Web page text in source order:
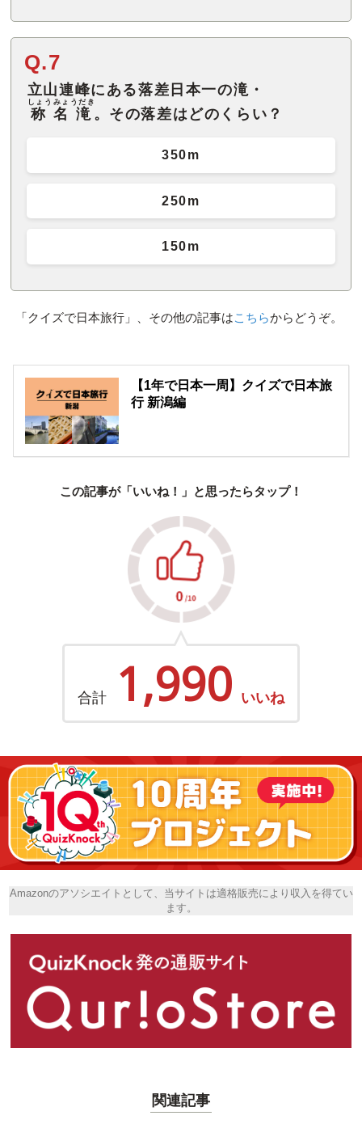
Q.7
立山連峰にある落差日本一の滝・
称名滝
しょうみょうだき
。その落差はどのくらい？
350m
250m
150m
「クイズで日本旅行」、その他の記事はこちらからどうぞ。
【1年で日本一周】クイズで日本旅
行 新潟編
この記事が「いいね！」と思ったらタップ！
合計 1,990 いいね
Amazonのアソシエイトとして、当サイトは適格販売により収入を得てい
ます。
関連記事